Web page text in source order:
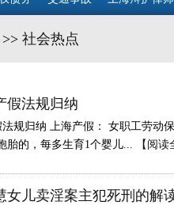
>> 社会热点
假法规归纳
法规归纳 上海产假： 女职工劳
胎的，每多生育1个婴儿...
【阅读
女儿卖淫案主犯死刑的解